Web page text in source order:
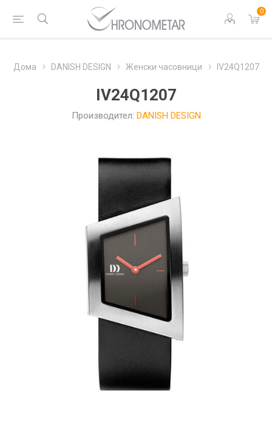
0
Дома DANISH DESIGN Женски часовници IV24Q1207
IV24Q1207
Производител: DANISH DESIGN